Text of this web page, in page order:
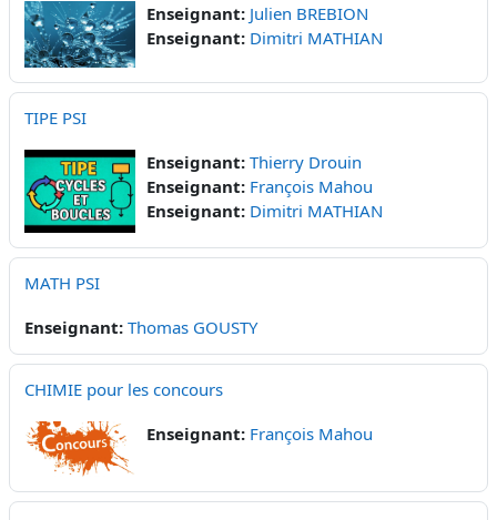
Enseignant: Julien BREBION
Enseignant: Dimitri MATHIAN
TIPE PSI
Enseignant: Thierry Drouin
Enseignant: François Mahou
Enseignant: Dimitri MATHIAN
MATH PSI
Enseignant: Thomas GOUSTY
CHIMIE pour les concours
Enseignant: François Mahou